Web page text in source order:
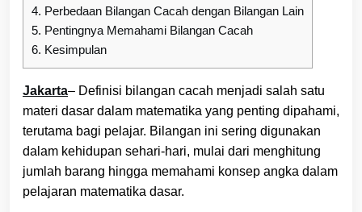
4. Perbedaan Bilangan Cacah dengan Bilangan Lain
5. Pentingnya Memahami Bilangan Cacah
6. Kesimpulan
Jakarta– Definisi bilangan cacah menjadi salah satu
materi dasar dalam matematika yang penting dipahami,
terutama bagi pelajar. Bilangan ini sering digunakan
dalam kehidupan sehari-hari, mulai dari menghitung
jumlah barang hingga memahami konsep angka dalam
pelajaran matematika dasar.